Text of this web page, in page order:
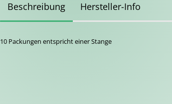
Beschreibung Hersteller-Info
10 Packungen entspricht einer Stange